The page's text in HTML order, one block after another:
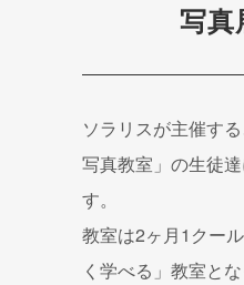
写真
ソラリスが主催す
写真教室」の生徒
す。
教室は2ヶ月1クー
く学べる」教室とな